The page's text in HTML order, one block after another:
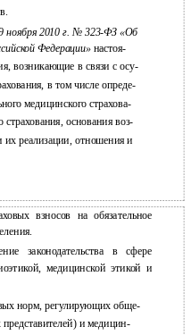
ноября 2010 г. № 323-ФЗ «Об
Федерации» настоя-
возникающие в связи с осу-
в том числе опреде-
медицинского страхова-
страхования, основания воз-
их реализации, отношения и
взносов на обязательное
законодательства в сфере
медицинской этикой и
норм, регулирующих обще-
и медицин-